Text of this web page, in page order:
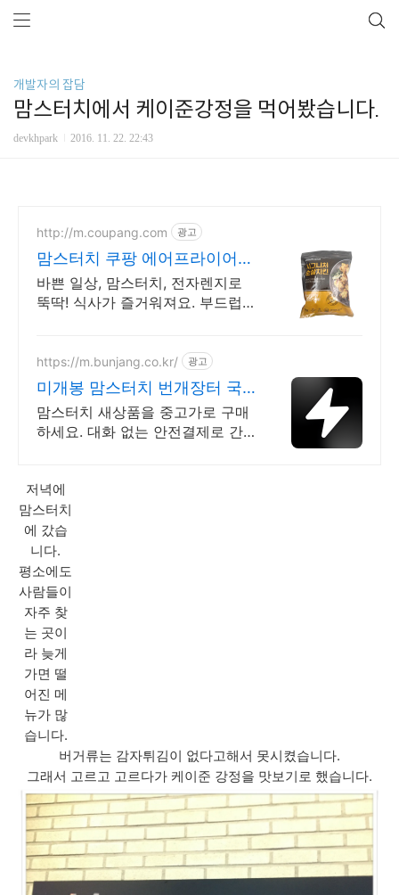
개발자의 잡담
맘스터치에서 케이준강정을 먹어봤습니다.
devkhpark 2016. 11. 22. 22:43
http://m.coupang.com 광고
맘스터치 쿠팡 에어프라이어
쏙! 뚝딱 완성
바쁜 일상, 맘스터치, 전자렌지로
뚝딱! 식사가 즐거워져요. 부드럽
https://m.bunjang.co.kr/ 광고
미개봉 맘스터치 번개장터 국
내 최대 브랜드 중고거래
맘스터치 새상품을 중고가로 구매
하세요. 대화 없는 안전결제로 간
상의 신규 상품 업로드
저녁에
맘스터치
에 갔습
니다.
평소에도
사람들이
자주 찾
는 곳이
라 늦게
가면 떨
어진 메
뉴가 많
습니다.
버거류는 감자튀김이 없다고해서 못시켰습니다.
그래서 고르고 고르다가 케이준 강정을 맛보기로 했습니다.